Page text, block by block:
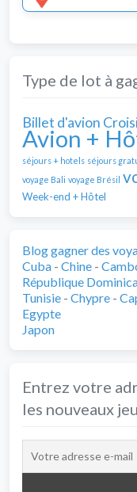
Type de lot à
Billet d'avion
Avion +
séjours + hotels séjours
voyage Bali voyage Brésil
Week-end + Hôtel
Blog gagner des
Cuba - Chine -
République
Tunisie - Chypre -
Egypte
Japon
Entrez votre
les nouveaux